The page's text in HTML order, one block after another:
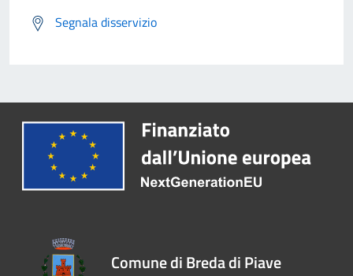
Segnala disservizio
Comune di Breda di Piave